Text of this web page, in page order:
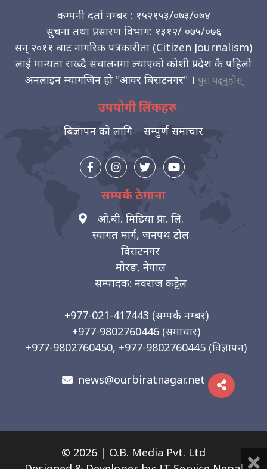
कम्पनी दर्ता नम्बर : १५२१५३/०७३/०७४
सुचना तथा प्रसारण विभाग: १३१२/ ०७५/०७६
सन् २०११ बाट नागरिक पत्रकारीता (Citizen Journalism)
लाई मान्यता राख्दै संचालनमा ल्याएको कोशी प्रदेश कै पहिलो
अनलाइन म्यागजिन हो "आवर बिराटनगर" । पुरा पढ्नुहोस्
उपयोगी लिंकहरु
बिज्ञापन को लागि सम्पुर्ण समाचार
सम्पर्क ठेगाना
ओ.बी. मिडिया प्रा. लि.
स्वागत मार्ग, जनपथ टोल
विराटनगर
मोरङ, नेपाल
सम्पादक: नवराज कट्टेल
+977-021-417443 (सम्पर्क नम्बर)
+977-9802760446 (समाचार)
+977-9802760450, +977-9802760445 (विज्ञापन)
news@ourbiratnagar.net
© 2026 | O.B. Media Pvt. Ltd
×